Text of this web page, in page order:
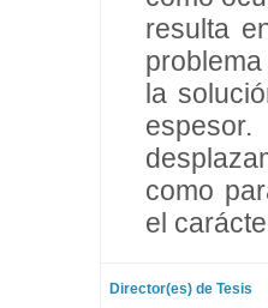
resulta
la
como
el
Director(es) de Tesis